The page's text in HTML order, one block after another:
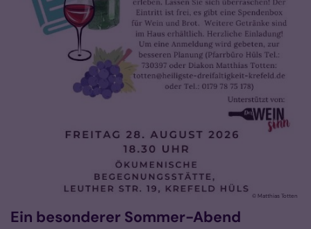
© Matthias Totten
Ein besonderer Sommer-Abend